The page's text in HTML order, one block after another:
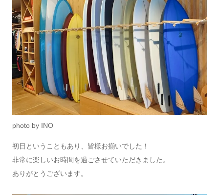
photo by INO
初日ということもあり、皆様お揃いでした！
非常に楽しいお時間を過ごさせていただきました。
ありがとうございます。